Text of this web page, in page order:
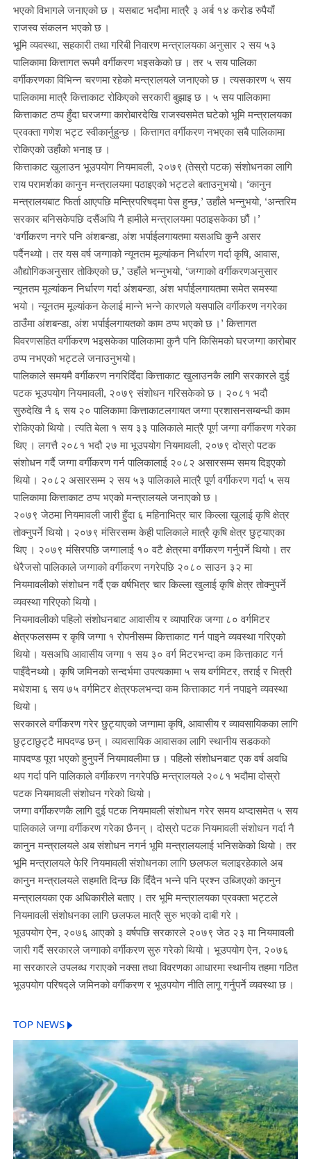
भएको विभागले जनाएको छ । यसबाट भदौमा मात्रै ३ अर्ब १४ करोड रुपैयाँ
राजस्व संकलन भएको छ ।
भूमि व्यवस्था, सहकारी तथा गरिबी निवारण मन्त्रालयका अनुसार २ सय ५३
पालिकामा कित्तागत रूपमै वर्गीकरण भइसकेको छ । तर ५ सय पालिका
वर्गीकरणका विभिन्न चरणमा रहेको मन्त्रालयले जनाएको छ । त्यसकारण ५ सय
पालिकामा मात्रै कित्ताकाट रोकिएको सरकारी बुझाइ छ । ५ सय पालिकामा
कित्ताकाट ठप्प हुँदा घरजग्गा कारोबारदेखि राजस्वसमेत घटेको भूमि मन्त्रालयका
प्रवक्ता गणेश भट्ट स्वीकार्नुहुन्छ । कित्तागत वर्गीकरण नभएका सबै पालिकामा
रोकिएको उहाँको भनाइ छ ।
कित्ताकाट खुलाउन भूउपयोग नियमावली, २०७९ (तेस्रो पटक) संशोधनका लागि
राय परामर्शका कानुन मन्त्रालयमा पठाइएको भट्टले बताउनुभयो। ‘कानुन
मन्त्रालयबाट फिर्ता आएपछि मन्त्रिपरिषद्मा पेस हुन्छ,’ उहाँले भन्नुभयो, ‘अन्तरिम
सरकार बनिसकेपछि दसैंअघि नै हामीले मन्त्रालयमा पठाइसकेका छौं ।’
‘वर्गीकरण नगरे पनि अंशबन्डा, अंश भर्पाईलगायतमा यसअघि कुनै असर
पर्दैनथ्यो । तर यस वर्ष जग्गाको न्यूनतम मूल्यांकन निर्धारण गर्दा कृषि, आवास,
औद्योगिकअनुसार तोकिएको छ,’ उहाँले भन्नुभयो, ‘जग्गाको वर्गीकरणअनुसार
न्यूनतम मूल्यांकन निर्धारण गर्दा अंशबन्डा, अंश भर्पाईलगायतमा समेत समस्या
भयो । न्यूनतम मूल्यांकन केलाई मान्ने भन्ने कारणले यसपालि वर्गीकरण नगरेका
ठाउँमा अंशबन्डा, अंश भर्पाईलगायतको काम ठप्प भएको छ ।’ कित्तागत
विवरणसहित वर्गीकरण भइसकेका पालिकामा कुनै पनि किसिमको घरजग्गा कारोबार
ठप्प नभएको भट्टले जनाउनुभयो।
पालिकाले समयमै वर्गीकरण नगरिदिँदा कित्ताकाट खुलाउनकै लागि सरकारले दुई
पटक भूउपयोग नियमावली, २०७९ संशोधन गरिसकेको छ । २०८१ भदौ
सुरुदेखि नै ६ सय २० पालिकामा कित्ताकाटलगायत जग्गा प्रशासनसम्बन्धी काम
रोकिएको थियो । त्यति बेला १ सय ३३ पालिकाले मात्रै पूर्ण जग्गा वर्गीकरण गरेका
थिए । लगत्तै २०८१ भदौ २७ मा भूउपयोग नियमावली, २०७९ दोस्रो पटक
संशोधन गर्दै जग्गा वर्गीकरण गर्न पालिकालाई २०८२ असारसम्म समय दिइएको
थियो । २०८२ असारसम्म २ सय ५३ पालिकाले मात्रै पूर्ण वर्गीकरण गर्दा ५ सय
पालिकामा कित्ताकाट ठप्प भएको मन्त्रालयले जनाएको छ ।
२०७९ जेठमा नियमावली जारी हुँदा ६ महिनाभित्र चार किल्ला खुलाई कृषि क्षेत्र
तोक्नुपर्ने थियो । २०७९ मंसिरसम्म केही पालिकाले मात्रै कृषि क्षेत्र छुट्याएका
थिए । २०७९ मंसिरपछि जग्गालाई १० वटै क्षेत्रमा वर्गीकरण गर्नुपर्ने थियो । तर
धेरैजसो पालिकाले जग्गाको वर्गीकरण नगरेपछि २०८० साउन ३२ मा
नियमावलीको संशोधन गर्दै एक वर्षभित्र चार किल्ला खुलाई कृषि क्षेत्र तोक्नुपर्ने
व्यवस्था गरिएको थियो ।
नियमावलीको पहिलो संशोधनबाट आवासीय र व्यापारिक जग्गा ८० वर्गमिटर
क्षेत्रफलसम्म र कृषि जग्गा १ रोपनीसम्म कित्ताकाट गर्न पाइने व्यवस्था गरिएको
थियो । यसअघि आवासीय जग्गा १ सय ३० वर्ग मिटरभन्दा कम कित्ताकाट गर्न
पाइँदैनथ्यो । कृषि जमिनको सन्दर्भमा उपत्यकामा ५ सय वर्गमिटर, तराई र भित्री
मधेशमा ६ सय ७५ वर्गमिटर क्षेत्रफलभन्दा कम कित्ताकाट गर्न नपाइने व्यवस्था
थियो ।
सरकारले वर्गीकरण गरेर छुट्याएको जग्गामा कृषि, आवासीय र व्यावसायिकका लागि
छुट्टाछुट्टै मापदण्ड छन् । व्यावसायिक आवासका लागि स्थानीय सडकको
मापदण्ड पूरा भएको हुनुपर्ने नियमावलीमा छ । पहिलो संशोधनबाट एक वर्ष अवधि
थप गर्दा पनि पालिकाले वर्गीकरण नगरेपछि मन्त्रालयले २०८१ भदौमा दोस्रो
पटक नियमावली संशोधन गरेको थियो ।
जग्गा वर्गीकरणकै लागि दुई पटक नियमावली संशोधन गरेर समय थप्दासमेत ५ सय
पालिकाले जग्गा वर्गीकरण गरेका छैनन् । दोस्रो पटक नियमावली संशोधन गर्दा नै
कानुन मन्त्रालयले अब संशोधन नगर्न भूमि मन्त्रालयलाई भनिसकेको थियो । तर
भूमि मन्त्रालयले फेरि नियमावली संशोधनका लागि छलफल चलाइरहेकाले अब
कानुन मन्त्रालयले सहमति दिन्छ कि दिँदैन भन्ने पनि प्रश्न उब्जिएको कानुन
मन्त्रालयका एक अधिकारीले बताए । तर भूमि मन्त्रालयका प्रवक्ता भट्टले
नियमावली संशोधनका लागि छलफल मात्रै सुरु भएको दाबी गरे ।
भूउपयोग ऐन, २०७६ आएको ३ वर्षपछि सरकारले २०७९ जेठ २३ मा नियमावली
जारी गर्दै सरकारले जग्गाको वर्गीकरण सुरु गरेको थियो । भूउपयोग ऐन, २०७६
मा सरकारले उपलब्ध गराएको नक्सा तथा विवरणका आधारमा स्थानीय तहमा गठित
भूउपयोग परिषद्ले जमिनको वर्गीकरण र भूउपयोग नीति लागू गर्नुपर्ने व्यवस्था छ ।
TOP NEWS